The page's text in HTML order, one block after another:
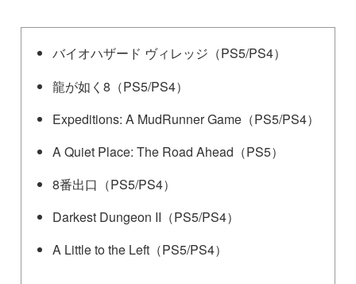
バイオハザード ヴィレッジ（PS5/PS4）
龍が如く8（PS5/PS4）
Expeditions: A MudRunner Game（PS5/PS4）
A Quiet Place: The Road Ahead（PS5）
8番出口（PS5/PS4）
Darkest Dungeon II（PS5/PS4）
A Little to the Left（PS5/PS4）